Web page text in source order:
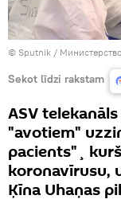
© Sputnik /
Sekot līdzi rakstam
ASV
"avotiem"
pacients"¸
koronavīrusu,
Ķīna Uhaņas